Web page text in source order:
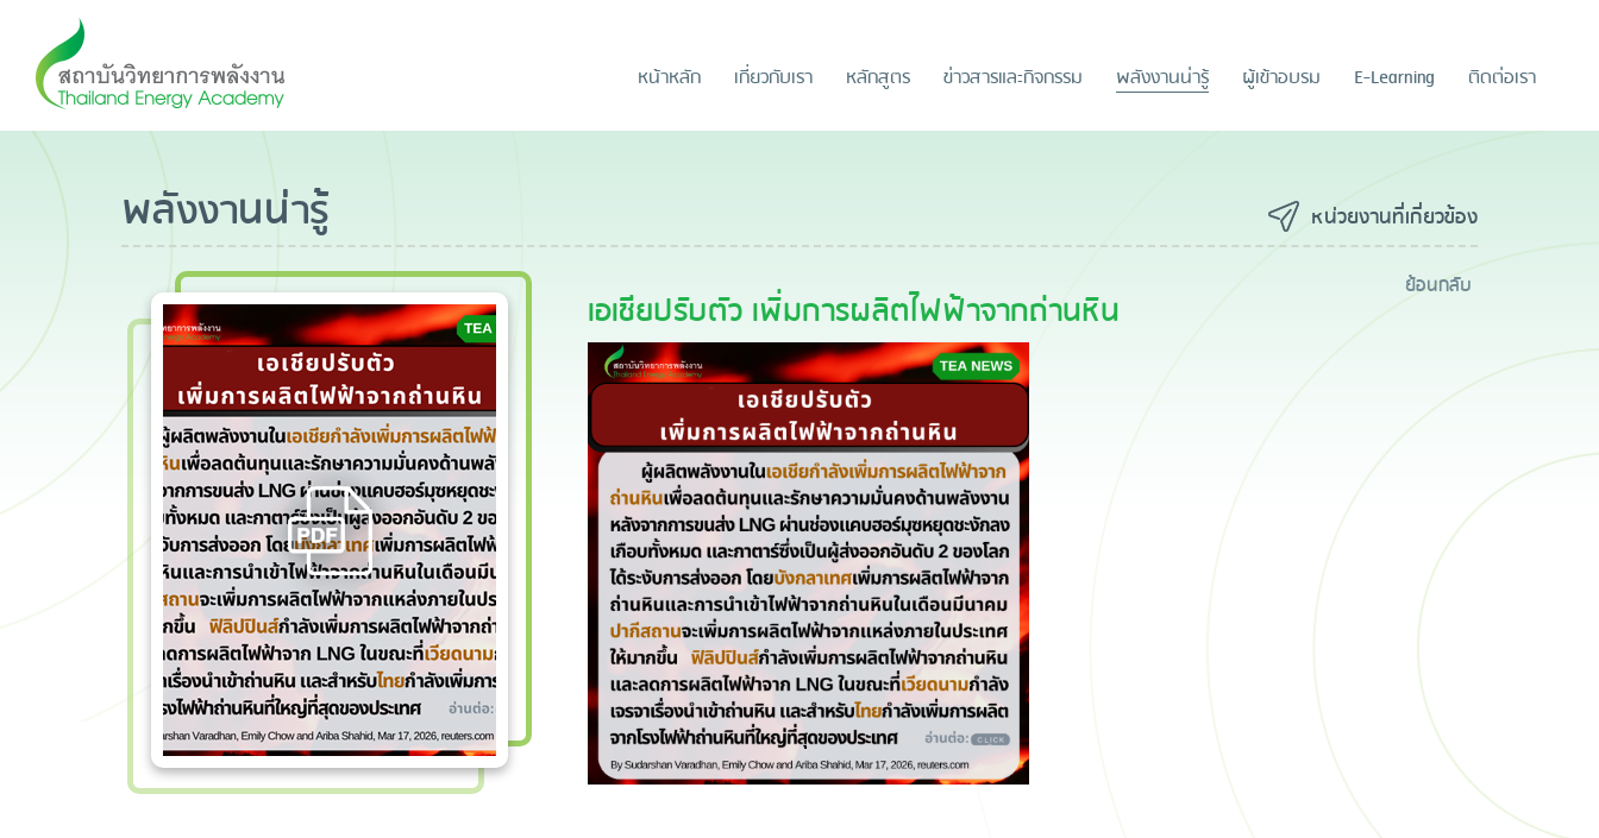
หน้าหลัก เกี่ยวกับเรา หลักสูตร ข่าวสารและกิจกรรม พลังงานน่ารู้ ผู้เข้าอบรม E-Learning ติดต่อเรา
พลังงานน่ารู้ หน่วยงานที่เกี่ยวข้อง
ย้อนกลับ
เอเชียปรับตัว เพิ่มการผลิตไฟฟ้าจากถ่านหิน